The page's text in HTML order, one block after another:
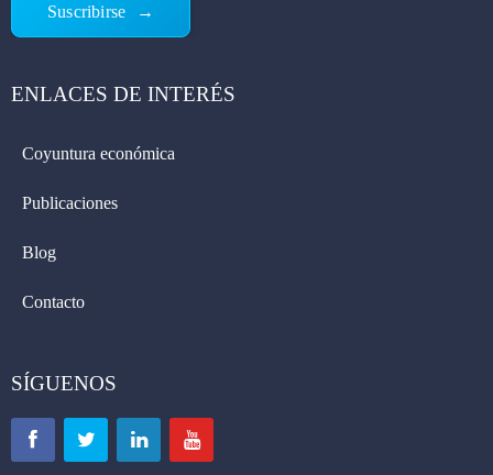
Suscribirse
ENLACES DE INTERÉS
Coyuntura económica
Publicaciones
Blog
Contacto
SÍGUENOS